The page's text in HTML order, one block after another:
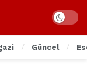
Güncel